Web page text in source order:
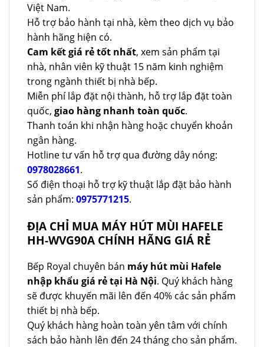
Việt Nam.
Hỗ trợ bảo hành tại nhà, kèm theo dịch vụ bảo
hành hãng hiện có.
Cam kết giá rẻ tốt nhất, xem sản phẩm tại
nhà, nhân viên kỹ thuật 15 năm kinh nghiệm
trong ngành thiết bị nhà bếp.
Miễn phí lắp đặt nội thành, hỗ trợ lắp đặt toàn
quốc, giao hàng nhanh toàn quốc.
Thanh toán khi nhận hàng hoặc chuyển khoản
ngân hàng.
Hotline tư vấn hỗ trợ qua đường dây nóng:
0978028661.
Số điện thoại hỗ trợ kỹ thuật lắp đặt bảo hành
sản phẩm: 0975771215.
ĐỊA CHỈ MUA MÁY HÚT MÙI HAFELE
HH-WVG90A CHÍNH HÃNG GIÁ RẺ
Bếp Royal chuyên bán máy hút mùi Hafele
nhập khẩu giá rẻ tại Hà Nội. Quý khách hàng
sẽ được khuyến mãi lên đến 40% các sản phẩm
thiết bị nhà bếp.
Quý khách hàng hoàn toàn yên tâm với chính
sách bảo hành lên đến 24 tháng cho sản phẩm.